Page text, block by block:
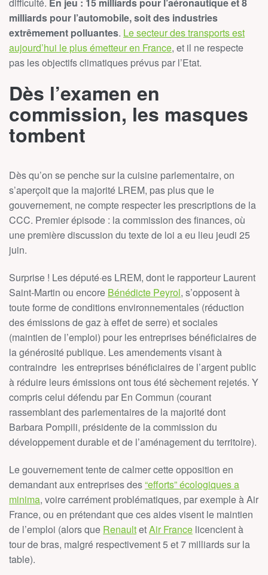
difficulté. En jeu : 15 milliards pour l’aéronautique et 8
milliards pour l’automobile, soit des industries
extrêmement polluantes. Le secteur des transports est
aujourd’hui le plus émetteur en France, et il ne respecte
pas les objectifs climatiques prévus par l’Etat.
Dès l’examen en
commission, les masques
tombent
Dès qu’on se penche sur la cuisine parlementaire, on
s’aperçoit que la majorité LREM, pas plus que le
gouvernement, ne compte respecter les prescriptions de la
CCC. Premier épisode : la commission des finances, où
une première discussion du texte de loi a eu lieu jeudi 25
juin.
Surprise ! Les député·es LREM, dont le rapporteur Laurent
Saint-Martin ou encore Bénédicte Peyrol, s’opposent à
toute forme de conditions environnementales (réduction
des émissions de gaz à effet de serre) et sociales
(maintien de l’emploi) pour les entreprises bénéficiaires de
la générosité publique. Les amendements visant à
contraindre les entreprises bénéficiaires de l’argent public
à réduire leurs émissions ont tous été sèchement rejetés. Y
compris celui défendu par En Commun (courant
rassemblant des parlementaires de la majorité dont
Barbara Pompili, présidente de la commission du
développement durable et de l’aménagement du territoire).
Le gouvernement tente de calmer cette opposition en
demandant aux entreprises des“efforts” écologiques a
minima, voire carrément problématiques, par exemple à Air
France, ou en prétendant que ces aides visent le maintien
de l’emploi (alors que RenaultetAir France licencient à
tour de bras, malgré respectivement 5 et 7 milliards sur la
table).